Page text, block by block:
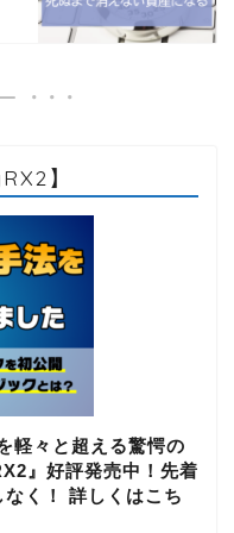
】
軽々と超える驚愕の
』好評発売中！先着
く！ 詳しくはこち